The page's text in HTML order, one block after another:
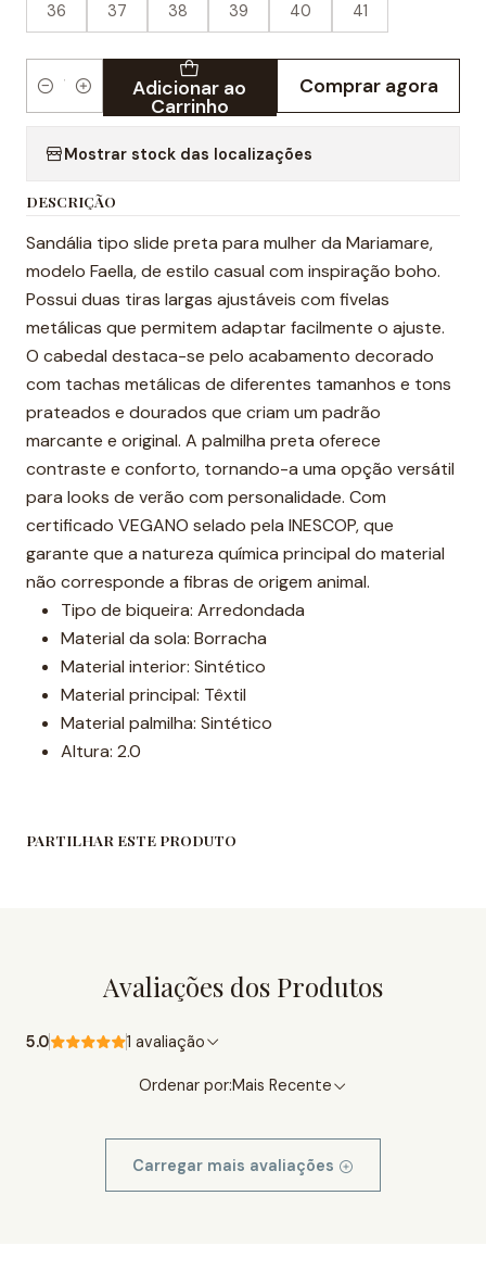
36 37 38 39 40 41
Quantidade Adicionar ao
Carrinho
Comprar agora
Mostrar stock das localizações
DESCRIÇÃO
Sandália tipo slide preta para mulher da Mariamare,
modelo Faella, de estilo casual com inspiração boho.
Possui duas tiras largas ajustáveis com fivelas
metálicas que permitem adaptar facilmente o ajuste.
O cabedal destaca-se pelo acabamento decorado
com tachas metálicas de diferentes tamanhos e tons
prateados e dourados que criam um padrão
marcante e original. A palmilha preta oferece
contraste e conforto, tornando-a uma opção versátil
para looks de verão com personalidade. Com
certificado VEGANO selado pela INESCOP, que
garante que a natureza química principal do material
não corresponde a fibras de origem animal.
Tipo de biqueira: Arredondada
Material da sola: Borracha
Material interior: Sintético
Material principal: Têxtil
Material palmilha: Sintético
Altura: 2.0
PARTILHAR ESTE PRODUTO
Avaliações dos Produtos
5.0 1 avaliação
Ordenar por:Mais Recente
Carregar mais avaliações